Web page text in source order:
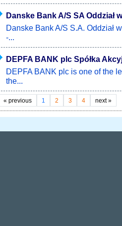
Danske Bank A/S SA Oddział
Danske Bank A/S S.A. Oddział
-...
DEPFA BANK plc Spółka
DEPFA BANK plc is one of the
the...
« previous 1 2 3 4 next»